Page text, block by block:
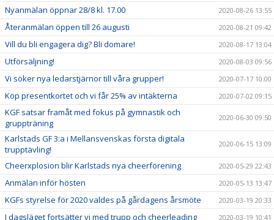
Nyanmälan öppnar 28/8 kl. 17.00 2020-08-26 13:55
Återanmälan öppen till 26 augusti 2020-08-21 09:42
Vill du bli engagera dig? Bli domare! 2020-08-17 13:04
Utförsäljning! 2020-08-03 09:56
Vi söker nya ledarstjärnor till våra grupper! 2020-07-17 10:00
Köp presentkortet och vi får 25% av intäkterna 2020-07-02 09:15
KGF satsar framåt med fokus på gymnastik och
gruppträning
2020-06-30 09:50
Karlstads GF 3:a i Mellansvenskas första digitala
trupptävling!
2020-06-15 13:09
Cheerxplosion blir Karlstads nya cheerförening 2020-05-29 22:43
Anmälan inför hösten 2020-05-13 13:47
KGFs styrelse för 2020 valdes på gårdagens årsmöte 2020-03-19 20:33
I dagsläget fortsätter vi med trupp och cheerleading 2020-03-19 10:41